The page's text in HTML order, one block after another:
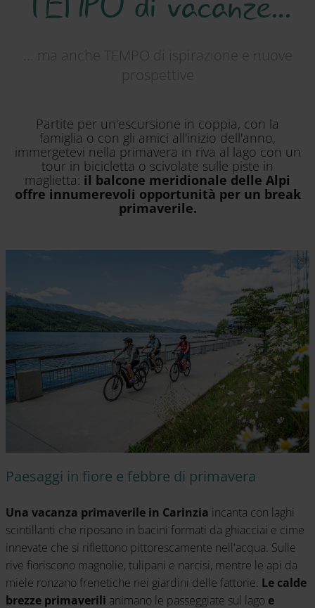
... ma anche TEMPO di ispirazione e nuove
prospettive
Partite per un'escursione in coppia, con la
famiglia o con gli amici all'inizio dell'anno,
immergetevi nella primavera in riva al lago con un
tour in bicicletta o scivolate sulle piste in
maglietta: il balcone meridionale delle Alpi
offre innumerevoli opportunità per un break
primaverile.
Paesaggi in fiore e febbre di primavera
Una vacanza primaverile in Carinzia incanta con laghi
scintillanti che riposano in bacini formati da ghiacciai e cime
innevate che si riflettono pittorescamente nell'acqua. Sulle
rive fioriscono magnolie, tulipani e narcisi, mentre le api da
miele ronzano frenetiche nei giardini delle fattorie. Le calde
brezze primaverili animano le passeggiate sul lago e